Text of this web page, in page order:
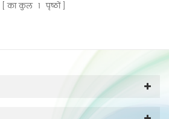
का कुल 1 पृष्ठों